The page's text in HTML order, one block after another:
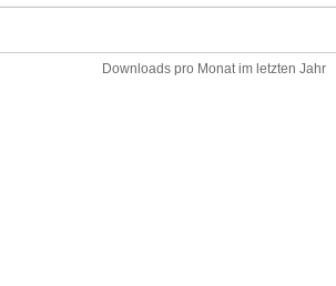
Downloads pro Monat im letzten Jahr